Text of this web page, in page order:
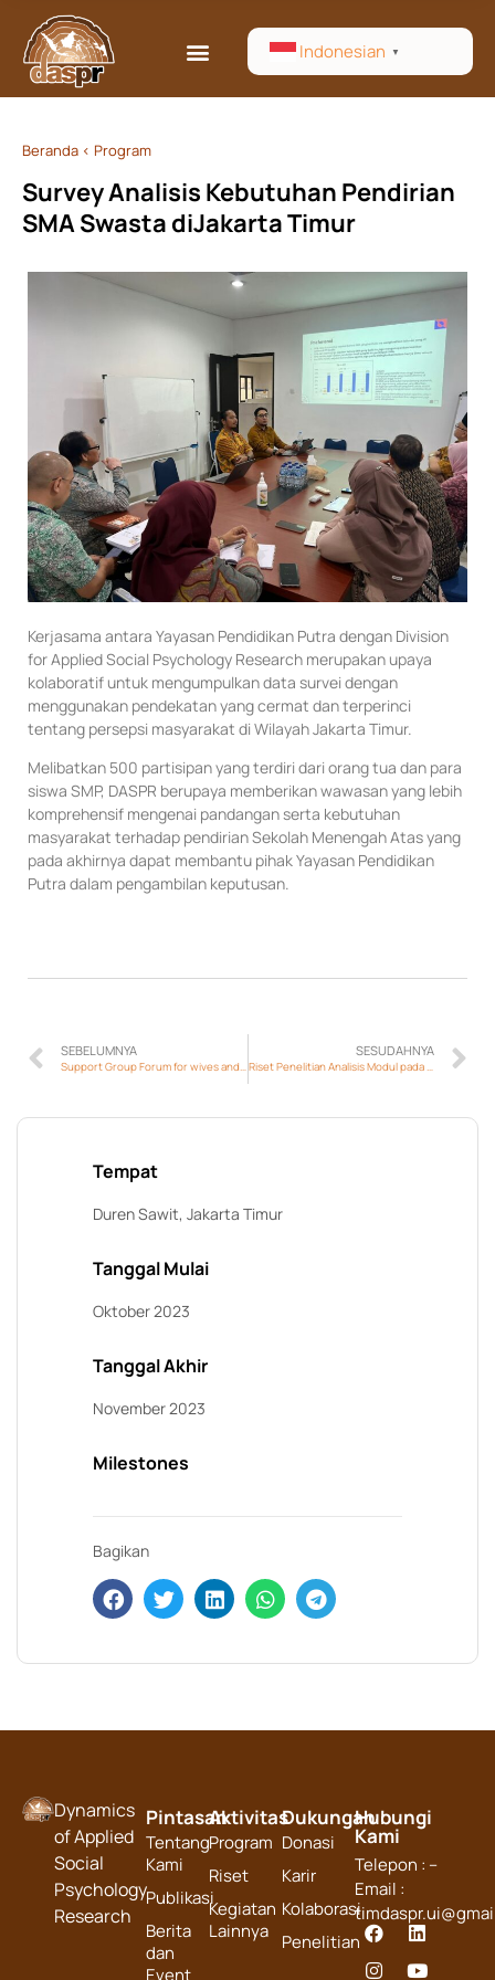
Indonesian ▼
Beranda < Program
Survey Analisis Kebutuhan Pendirian
SMA Swasta diJakarta Timur
Kerjasama antara Yayasan Pendidikan Putra dengan Division
for Applied Social Psychology Research merupakan upaya
kolaboratif untuk mengumpulkan data survei dengan
menggunakan pendekatan yang cermat dan terperinci
tentang persepsi masyarakat di Wilayah Jakarta Timur.
Melibatkan 500 partisipan yang terdiri dari orang tua dan para
siswa SMP, DASPR berupaya memberikan wawasan yang lebih
komprehensif mengenai pandangan serta kebutuhan
masyarakat terhadap pendirian Sekolah Menengah Atas yang
pada akhirnya dapat membantu pihak Yayasan Pendidikan
Putra dalam pengambilan keputusan.
SEBELUMNYA
Support Group Forum for wives and families of returned foreign fighters and former terrorist inmates.
SESUDAHNYA
Riset Penelitian Analisis Modul pada Sektor Deradikalisasi_PeaceGen
Tempat
Duren Sawit, Jakarta Timur
Tanggal Mulai
Oktober 2023
Tanggal Akhir
November 2023
Milestones
Bagikan
Dynamics
of Applied
Social
Psychology
Research
Pintasan
Tentang
Kami
Publikasi
Berita
dan
Event
Aktivitas
Program
Riset
Kegiatan
Lainnya
Dukungan
Donasi
Karir
Kolaborasi
Penelitian
Hubungi
Kami
Telepon : –
Email :